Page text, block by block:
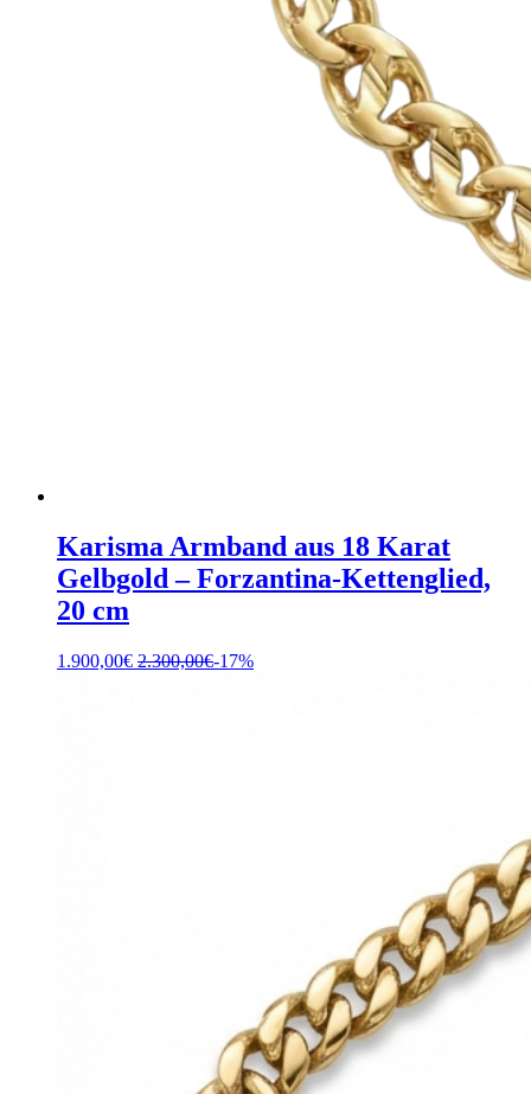
Karisma Armband aus 18 Karat
Gelbgold – Forzantina-Kettenglied,
20 cm
1.900,00€ 2.300,00€-17%